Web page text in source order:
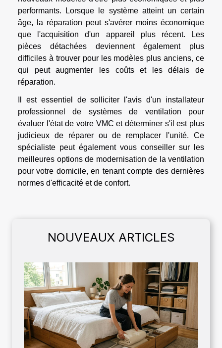
performants. Lorsque le système atteint un certain
âge, la réparation peut s'avérer moins économique
que l'acquisition d'un appareil plus récent. Les
pièces détachées deviennent également plus
difficiles à trouver pour les modèles plus anciens, ce
qui peut augmenter les coûts et les délais de
réparation.
Il est essentiel de solliciter l'avis d'un installateur
professionnel de systèmes de ventilation pour
évaluer l'état de votre VMC et déterminer s'il est plus
judicieux de réparer ou de remplacer l'unité. Ce
spécialiste peut également vous conseiller sur les
meilleures options de modernisation de la ventilation
pour votre domicile, en tenant compte des dernières
normes d'efficacité et de confort.
NOUVEAUX ARTICLES